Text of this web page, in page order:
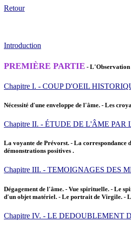
Retour
Introduction
PREMIÈRE PARTIE - L'Observation
Chapitre I. - COUP D'OEIL
Nécessité d'une enveloppe de l'âme. - Les
Chapitre II. - ÉTUDE DE L'ÂME PAR
La voyante de Prévorst. - La correspondance
démonstrations positives .
Chapitre III. - TEMOIGNAGES DES
Dégagement de l'âme. - Vue spirituelle. - Le
d'un objet matériel. - Le portrait de Virgile. -
Chapitre IV. - LE DEDOUBLEMENT